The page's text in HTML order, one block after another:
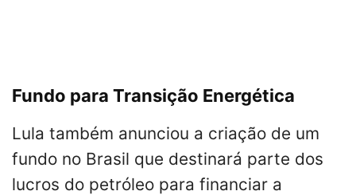
Fundo para Transição Energética
Lula também anunciou a criação de um
fundo no Brasil que destinará parte dos
lucros do petróleo para financiar a